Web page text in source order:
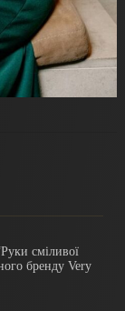
сміливої
бренду Very